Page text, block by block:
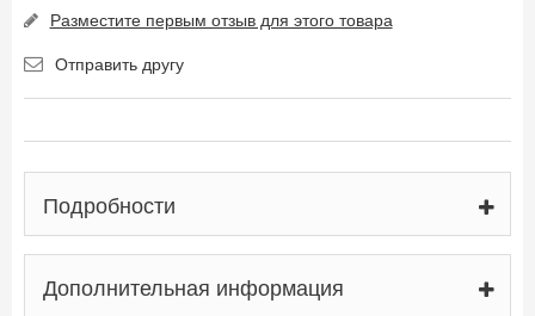
Разместите первым отзыв для этого товара
Отправить другу
Подробности
Дополнительная информация